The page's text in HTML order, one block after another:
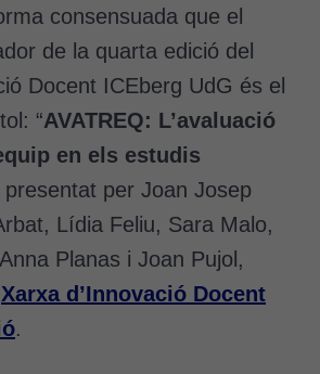
consensuada que el
de la quarta edició del
Docent ICEberg UdG és el
“AVATREQ: L’avaluació
en els estudis
presentat per Joan Josep
Lídia Feliu, Sara Malo,
Planas i Joan Pujol,
Xarxa d’Innovació Docent
.